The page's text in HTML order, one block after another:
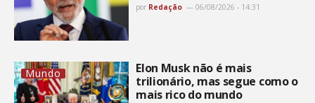
por Redação 06/08/2026 - 14:31
Mundo
Elon Musk não é mais
trilionário, mas segue como o
mais rico do mundo